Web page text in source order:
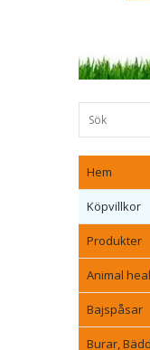
Hem
Köpvillkor
Produkter
Animal
Bajspåsar
Burar,